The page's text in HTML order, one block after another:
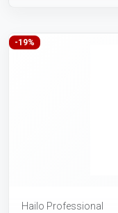
-19%
Hailo Professional